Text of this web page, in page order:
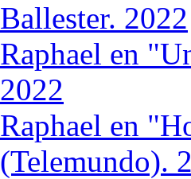
Ballester. 2022
Raphael en
2022
Raphael en
(Telemundo).